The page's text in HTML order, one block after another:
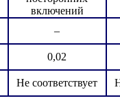
включений
–
0,02
Не соответствует